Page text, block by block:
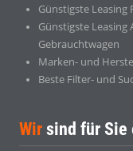
Günstigste Leasing
Günstigste
Gebrauchtwagen
Marken- und
Beste Filter- und
Wir sind für Sie